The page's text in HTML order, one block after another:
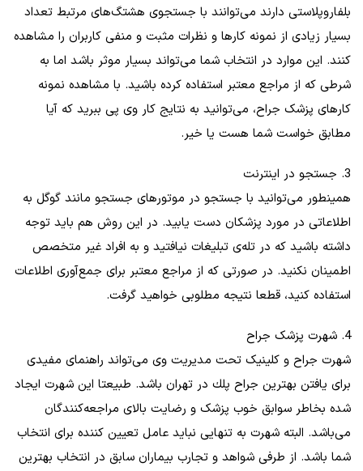
بلفاروپلاستی دارند می‌توانند با جستجوی هشتگ‌های مرتبط تعداد
بسیار زیادی از نمونه کارها و نظرات مثبت و منفی کاربران را مشاهده
کنند. این موارد در انتخاب شما می‌تواند بسیار موثر باشد اما به
شرطی که از مراجع معتبر استفاده کرده باشید. با مشاهده نمونه
کارهای پزشک جراح، می‌توانید به نتایج کار وی پی ببرید که آیا
مطابق خواست شما هست یا خیر.
3. جستجو در اینترنت
همینطور می‌توانید با جستجو در موتورهای جستجو مانند گوگل به
اطلاعاتی در مورد پزشکان دست یابید. در این روش هم باید توجه
داشته باشید که در تله‌ی تبلیغات نیافتید و به افراد غیر متخصص
اطمینان نکنید. در صورتی که از مراجع معتبر برای جمع‌آوری اطلاعات
استفاده کنید، قطعا نتیجه مطلوبی خواهید گرفت.
4. شهرت پزشک جراح
شهرت جراح و کلینیک تحت مدیریت وی می‌تواند راهنمای مفیدی
برای یافتن بهترين جراح پلك در تهران باشد. طبیعتا این شهرت ایجاد
شده بخاطر سوابق خوب پزشک و رضایت بالای مراجعه‌کنندگان
می‌باشد. البته شهرت به تنهایی نباید عامل تعیین‌ کننده برای انتخاب
شما باشد. از طرفی شواهد و تجارب بیماران سابق در انتخاب بهترين